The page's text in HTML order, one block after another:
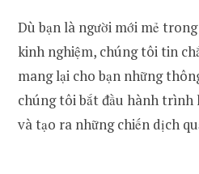
Dù bạn là người mới mẻ
kinh nghiệm, chúng tôi tin
mang lại cho bạn những
chúng tôi bắt đầu hành trình
và tạo ra những chiến dịch